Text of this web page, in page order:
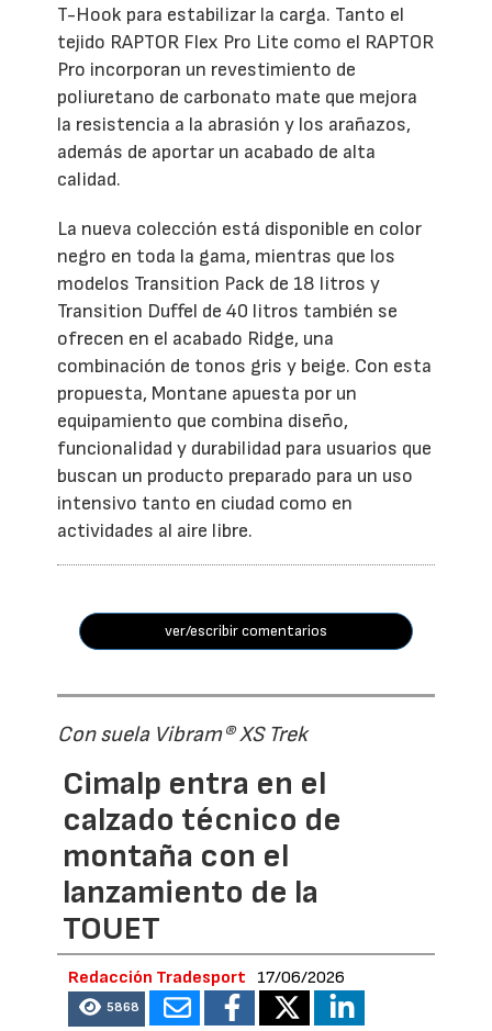
T-Hook para estabilizar la carga. Tanto el
tejido RAPTOR Flex Pro Lite como el RAPTOR
Pro incorporan un revestimiento de
poliuretano de carbonato mate que mejora
la resistencia a la abrasión y los arañazos,
además de aportar un acabado de alta
calidad.
La nueva colección está disponible en color
negro en toda la gama, mientras que los
modelos Transition Pack de 18 litros y
Transition Duffel de 40 litros también se
ofrecen en el acabado Ridge, una
combinación de tonos gris y beige. Con esta
propuesta, Montane apuesta por un
equipamiento que combina diseño,
funcionalidad y durabilidad para usuarios que
buscan un producto preparado para un uso
intensivo tanto en ciudad como en
actividades al aire libre.
ver/escribir comentarios
Con suela Vibram® XS Trek
Cimalp entra en el
calzado técnico de
montaña con el
lanzamiento de la
TOUET
Redacción Tradesport 17/06/2026
5868